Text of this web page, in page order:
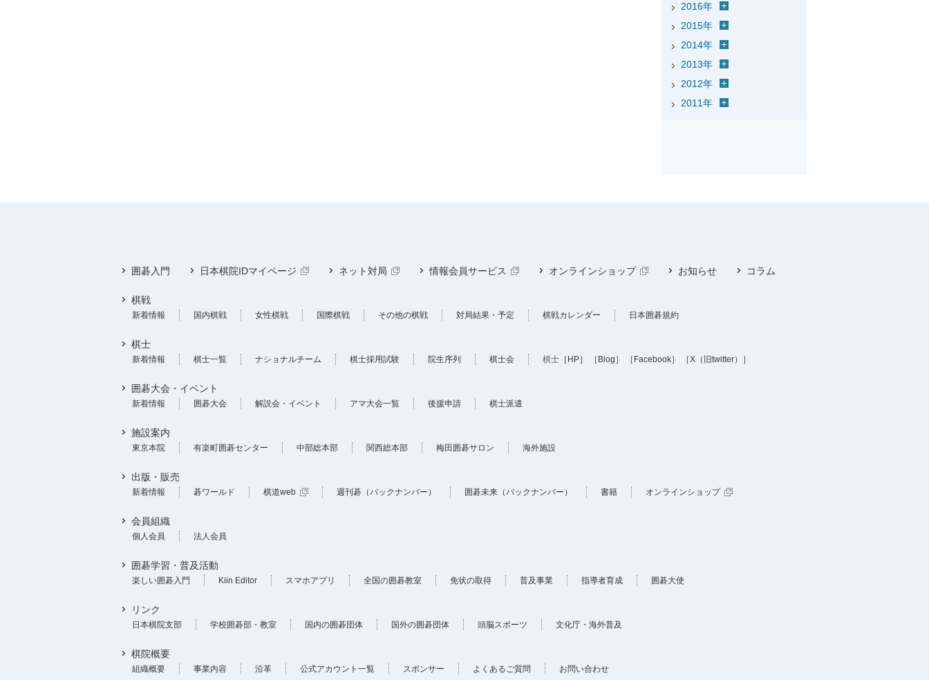
2016年
2015年
2014年
2013年
2012年
2011年
囲碁入門 日本棋院IDマイページ ネット対局 情報会員サービス オンラインショップ お知らせ コラム
棋戦
新着情報 国内棋戦 女性棋戦 国際棋戦 その他の棋戦 対局結果・予定 棋戦カレンダー 日本囲碁規約
棋士
新着情報 棋士一覧 ナショナルチーム 棋士採用試験 院生序列 棋士会 棋士 ［HP］ ［Blog］ ［Facebook］ ［X（旧twitter）］
囲碁大会・イベント
新着情報 囲碁大会 解説会・イベント アマ大会一覧 後援申請 棋士派遣
施設案内
東京本院 有楽町囲碁センター 中部総本部 関西総本部 梅田囲碁サロン 海外施設
出版・販売
新着情報 碁ワールド 棋道web 週刊碁（バックナンバー） 囲碁未来（バックナンバー） 書籍 オンラインショップ
会員組織
個人会員 法人会員
囲碁学習・普及活動
楽しい囲碁入門 Kiin Editor スマホアプリ 全国の囲碁教室 免状の取得 普及事業 指導者育成 囲碁大使
リンク
日本棋院支部 学校囲碁部・教室 国内の囲碁団体 国外の囲碁団体 頭脳スポーツ 文化庁・海外普及
棋院概要
組織概要 事業内容 沿革 公式アカウント一覧 スポンサー よくあるご質問 お問い合わせ